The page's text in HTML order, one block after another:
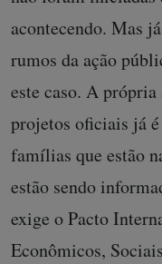
acontecendo. Mas
rumos da ação
este caso. A
projetos oficiais já
famílias que estão
estão sendo
exige o Pacto
Econômicos,